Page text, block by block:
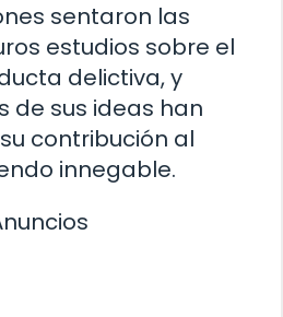
sentaron las
estudios sobre el
delictiva, y
de sus ideas han
contribución al
innegable.